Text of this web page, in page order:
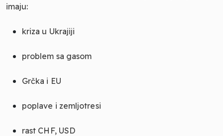
imaju:
kriza u Ukrajiji
problem sa gasom
Grčka i EU
poplave i zemljotresi
rast CHF, USD